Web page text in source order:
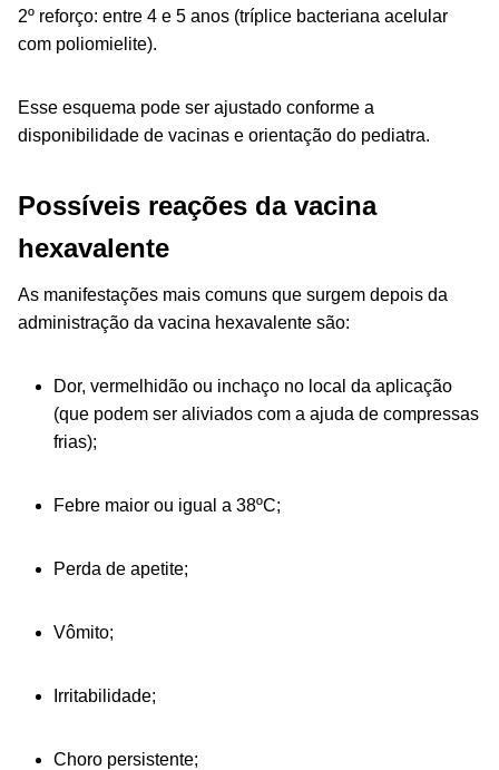
2º reforço: entre 4 e 5 anos (tríplice bacteriana acelular
com poliomielite).
Esse esquema pode ser ajustado conforme a
disponibilidade de vacinas e orientação do pediatra.
Possíveis reações da vacina
hexavalente
As manifestações mais comuns que surgem depois da
administração da vacina hexavalente são:
Dor, vermelhidão ou inchaço no local da aplicação
(que podem ser aliviados com a ajuda de compressas
frias);
Febre maior ou igual a 38ºC;
Perda de apetite;
Vômito;
Irritabilidade;
Choro persistente;